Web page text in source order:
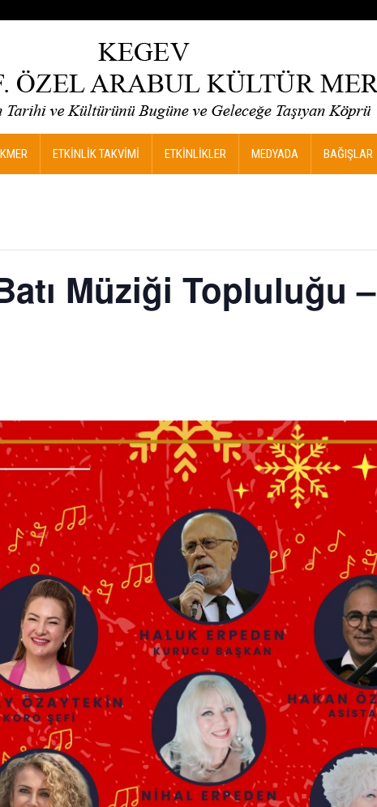
ETKİNLİK TAKVİMİ ETKİNLİKLER MEDYADA BAĞIŞLAR
Müziği Topluluğu